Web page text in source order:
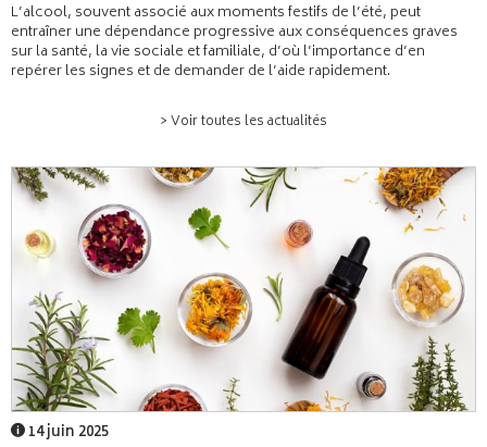
L’alcool, souvent associé aux moments festifs de l’été, peut
entraîner une dépendance progressive aux conséquences graves
sur la santé, la vie sociale et familiale, d’où l’importance d’en
repérer les signes et de demander de l’aide rapidement.
> Voir toutes les actualités
14 juin 2025